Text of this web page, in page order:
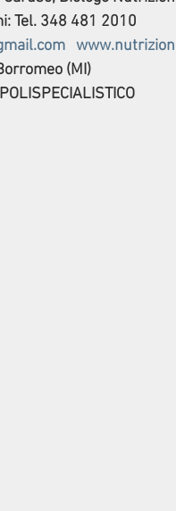
Tel. 348 481 2010
(MI)